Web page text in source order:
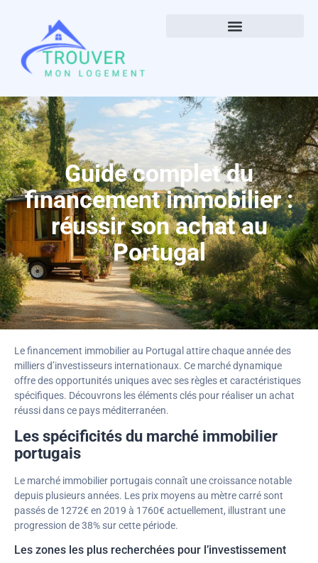
Guide complet du
financement immobilier :
réussir son achat au
Portugal
Le financement immobilier au Portugal attire chaque année des
milliers d’investisseurs internationaux. Ce marché dynamique
offre des opportunités uniques avec ses règles et caractéristiques
spécifiques. Découvrons les éléments clés pour réaliser un achat
réussi dans ce pays méditerranéen.
Les spécificités du marché immobilier
portugais
Le marché immobilier portugais connaît une croissance notable
depuis plusieurs années. Les prix moyens au mètre carré sont
passés de 1272€ en 2019 à 1760€ actuellement, illustrant une
progression de 38% sur cette période.
Les zones les plus recherchées pour l’investissement